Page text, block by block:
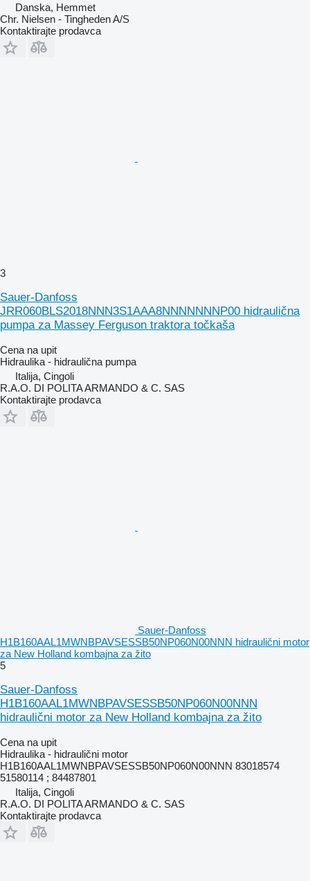
Danska, Hemmet
Chr. Nielsen - Tingheden A/S
Kontaktirajte prodavca
3
Sauer-Danfoss
JRR060BLS2018NNN3S1AAA8NNNNNNNP00 hidraulična
pumpa za Massey Ferguson traktora točkaša
Cena na upit
Hidraulika - hidraulična pumpa
Italija, Cingoli
R.A.O. DI POLITA ARMANDO & C. SAS
Kontaktirajte prodavca
Sauer-Danfoss
H1B160AAL1MWNBPAVSESSB50NP060N00NNN hidraulični motor
za New Holland kombajna za žito
5
Sauer-Danfoss
H1B160AAL1MWNBPAVSESSB50NP060N00NNN
hidraulični motor za New Holland kombajna za žito
Cena na upit
Hidraulika - hidraulični motor
H1B160AAL1MWNBPAVSESSB50NP060N00NNN 83018574
51580114 ; 84487801
Italija, Cingoli
R.A.O. DI POLITA ARMANDO & C. SAS
Kontaktirajte prodavca